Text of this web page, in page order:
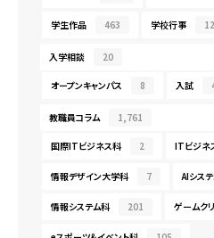
学生作品 463 学校行事
入学相談 20
オープンキャンパス 8 入試
教職員コラム 1,761
国際ITビジネス科 2 ITビジネ
情報デザイン大学科 7 AIシス
情報システム科 201 ゲームク